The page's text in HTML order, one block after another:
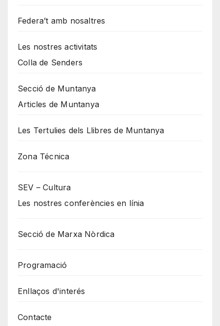
Federa’t amb nosaltres
Les nostres activitats
Colla de Senders
Secció de Muntanya
Articles de Muntanya
Les Tertulies dels Llibres de Muntanya
Zona Técnica
SEV – Cultura
Les nostres conferències en línia
Secció de Marxa Nòrdica
Programació
Enllaços d'interés
Contacte